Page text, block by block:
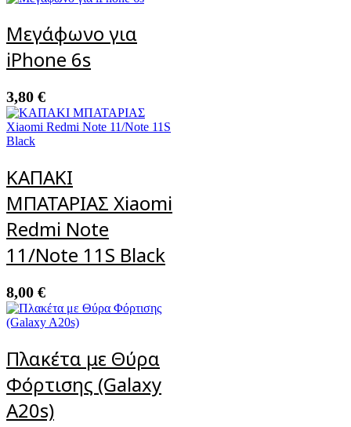
Μεγάφωνο για
iPhone 6s
3,80 €
ΚΑΠΑΚΙ
ΜΠΑΤΑΡΙΑΣ Xiaomi
Redmi Note
11/Note 11S Black
8,00 €
Πλακέτα με Θύρα
Φόρτισης (Galaxy
A20s)